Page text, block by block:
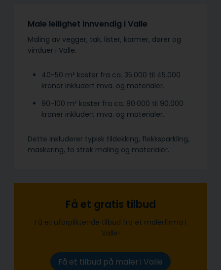
Male leilighet innvendig i Valle
Maling av vegger, tak, lister, karmer, dører og
vinduer i Valle.
40-50 m² koster fra ca. 35.000 til 45.000
kroner inkludert mva. og materialer.
90-100 m² koster fra ca. 80.000 til 90.000
kroner inkludert mva. og materialer.
Dette inkluderer typisk tildekking, flekksparkling,
maskering, to strøk maling og materialer.
Få et gratis tilbud
Få et uforpliktende tilbud fra et malerfirma i
Valle!
Få et tilbud på maler i Valle